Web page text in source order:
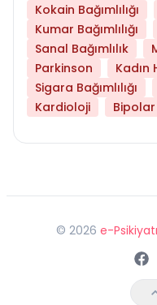
Kokain Bağımlılığı
Kumar Bağımlılığı
Sanal Bağımlılık
Parkinson
Kadın
Sigara Bağımlılığı
Kardioloji
© 2026 e-